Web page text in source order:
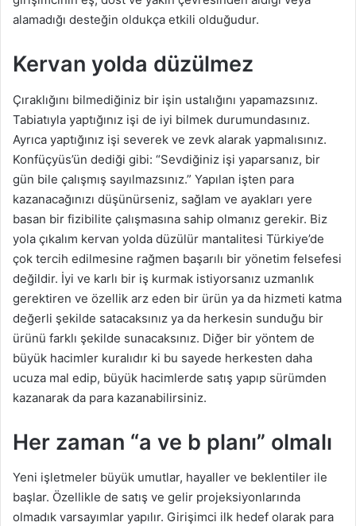
alamadığı desteğin oldukça etkili olduğudur.
Kervan yolda düzülmez
Çıraklığını bilmediğiniz bir işin ustalığını yapamazsınız.
Tabiatıyla yaptığınız işi de iyi bilmek durumundasınız.
Ayrıca yaptığınız işi severek ve zevk alarak yapmalısınız.
Konfüçyüs’ün dediği gibi: “Sevdiğiniz işi yaparsanız, bir
gün bile çalışmış sayılmazsınız.” Yapılan işten para
kazanacağınızı düşünürseniz, sağlam ve ayakları yere
basan bir fizibilite çalışmasına sahip olmanız gerekir. Biz
yola çıkalım kervan yolda düzülür mantalitesi Türkiye’de
çok tercih edilmesine rağmen başarılı bir yönetim felsefesi
değildir. İyi ve karlı bir iş kurmak istiyorsanız uzmanlık
gerektiren ve özellik arz eden bir ürün ya da hizmeti katma
değerli şekilde satacaksınız ya da herkesin sunduğu bir
ürünü farklı şekilde sunacaksınız. Diğer bir yöntem de
büyük hacimler kuralıdır ki bu sayede herkesten daha
ucuza mal edip, büyük hacimlerde satış yapıp sürümden
kazanarak da para kazanabilirsiniz.
Her zaman “a ve b planı” olmalı
Yeni işletmeler büyük umutlar, hayaller ve beklentiler ile
başlar. Özellikle de satış ve gelir projeksiyonlarında
olmadık varsayımlar yapılır. Girişimci ilk hedef olarak para